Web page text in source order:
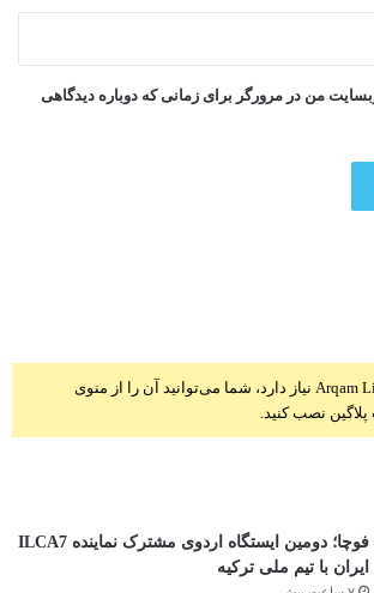
من در مرورگر برای زمانی که دوباره دیدگاهی
این ویجت به پلاگین Arqam Lite نیاز دارد، شما می‌توانید آن را از منوی
نصب کنید.
فوچا؛ دومین ایستگاه اردوی مشترک نماینده ILCA7
ایران با تیم ملی ترکیه